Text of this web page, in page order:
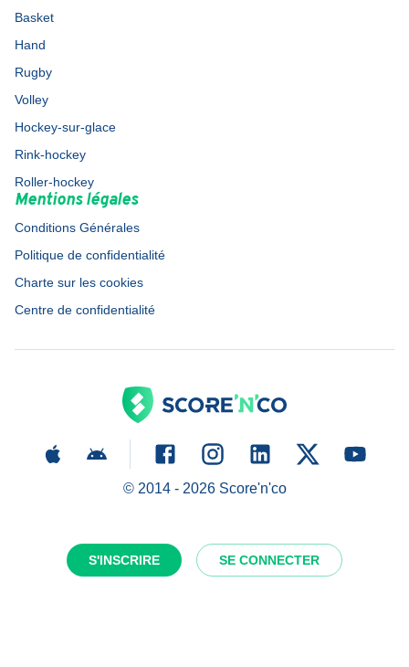
S'INSCRIRE SE CONNECTER
Basket
Hand
Rugby
Volley
Hockey-sur-glace
Rink-hockey
Roller-hockey
Mentions légales
Conditions Générales
Politique de confidentialité
Charte sur les cookies
Centre de confidentialité
© 2014 - 2026Score'n'co